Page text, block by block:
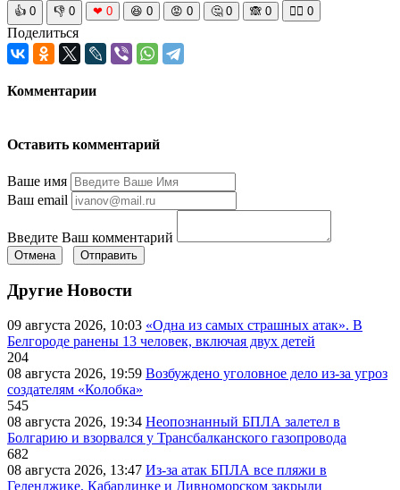
👍 0 👎 0 ❤ 0 😆 0 😡 0 🤔 0 🙈 0 🧘‍♀️ 0
Поделиться
Комментарии
Оставить комментарий
Ваше имя
Ваш email
Введите Ваш комментарий
Отмена Отправить
Другие Новости
09 августа 2026, 10:03 «Одна из самых страшных атак». В
Белгороде ранены 13 человек, включая двух детей
204
08 августа 2026, 19:59 Возбуждено уголовное дело из-за угроз
создателям «Колобка»
545
08 августа 2026, 19:34 Неопознанный БПЛА залетел в
Болгарию и взорвался у Трансбалканского газопровода
682
08 августа 2026, 13:47 Из-за атак БПЛА все пляжи в
Геленджике, Кабардинке и Дивноморском закрыли